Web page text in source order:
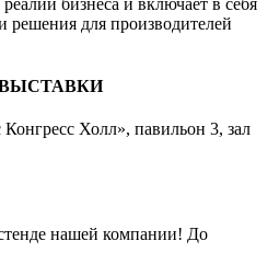
решения для производителей
Холл», павильон 3, зал
нашей компании! До